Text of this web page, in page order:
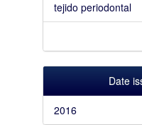
tejido periodontal
Date
2016